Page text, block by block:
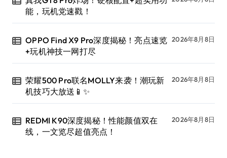
能，玩机党速戳！
OPPO Find X9 Pro深度揭秘！亮点速览
+玩机神技一网打尽
2026年8月8日
荣耀500 Pro联名MOLLY来袭！潮玩新
机技巧大放送📱✨
2026年8月8日
REDMI K90深度揭秘！性能颜值双在
线，一文览尽超值亮点！
2026年8月8日